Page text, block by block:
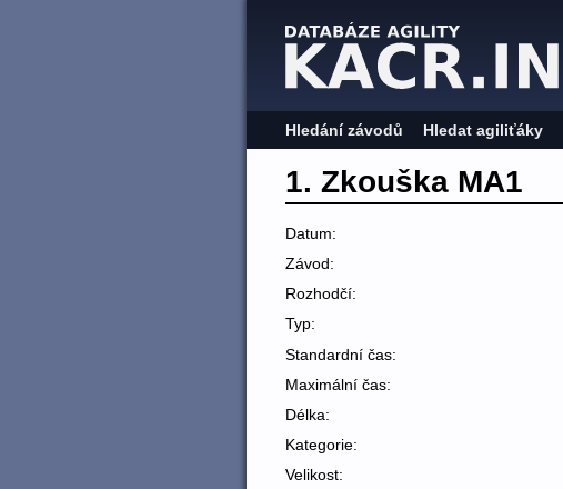
Hledání závodů Hledat agiliťáky
1. Zkouška MA1
Datum:
Závod:
Rozhodčí:
Typ:
Standardní čas:
Maximální čas:
Délka:
Kategorie:
Velikost: